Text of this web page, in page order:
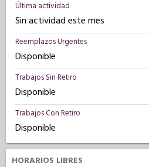
Última actividad
Sin actividad este mes
Reemplazos Urgentes
Disponible
Trabajos Sin Retiro
Disponible
Trabajos Con Retiro
Disponible
HORARIOS LIBRES